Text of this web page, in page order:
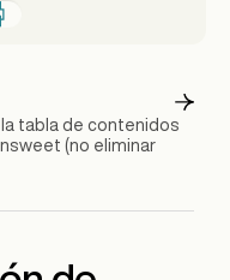
tabla de contenidos
(no eliminar